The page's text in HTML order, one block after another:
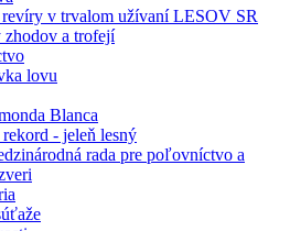
v trvalom užívaní LESOV SR
zhodov a trofejí
lovu
Blanca
- jeleň lesný
rada pre poľovníctvo a